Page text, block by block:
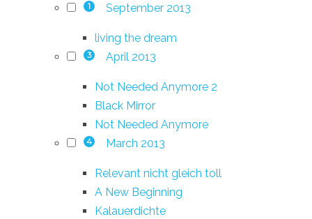
1 September 2013
living the dream
3 April 2013
Not Needed Anymore 2
Black Mirror
Not Needed Anymore
4 March 2013
Relevant nicht gleich toll
A New Beginning
Kalauerdichte